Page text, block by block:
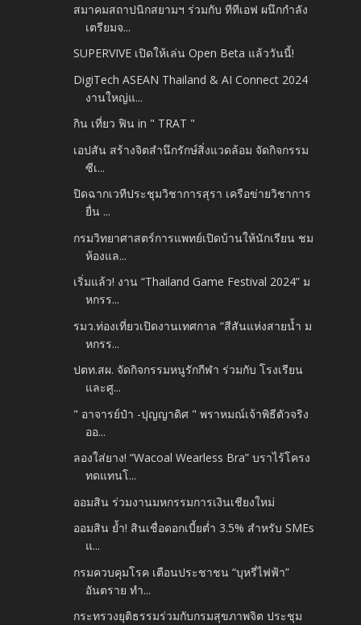
สมาคมสถาปนิกสยามฯ ร่วมกับ ทีทีเอฟ ผนึกกำลัง
เตรียมจ...
SUPERVIVE เปิดให้เล่น Open Beta แล้ววันนี้!
DigiTech ASEAN Thailand & AI Connect 2024
งานใหญ่แ...
กิน เที่ยว ฟิน in " TRAT "
เอปสัน สร้างจิตสำนึกรักษ์สิ่งแวดล้อม จัดกิจกรรม
ซีเ...
ปิดฉากเวทีประชุมวิชาการสุรา เครือข่ายวิชาการ
ยื่น ...
กรมวิทยาศาสตร์การแพทย์เปิดบ้านให้นักเรียน ชม
ห้องแล...
เริ่มแล้ว! งาน “Thailand Game Festival 2024” ม
หกรร...
รมว.ท่องเที่ยวเปิดงานเทศกาล “สีสันแห่งสายน้ำ ม
หกรร...
ปตท.สผ. จัดกิจกรรมหนูรักกีฬา ร่วมกับ โรงเรียน
และศู...
" อาจารย์ป๋า -ปุญญาดิศ " พราหมณ์เจ้าพิธีตัวจริง
ออ...
ลองใส่ยาง! “Wacoal Wearless Bra” บราไร้โครง
ทดแทนโ...
ออมสิน ร่วมงานมหกรรมการเงินเชียงใหม่
ออมสิน ย้ำ! สินเชื่อดอกเบี้ยต่ำ 3.5% สำหรับ SMEs
แ...
กรมควบคุมโรค เตือนประชาชน “บุหรี่ไฟฟ้า”
อันตราย ทำ...
กระทรวงยุติธรรมร่วมกับกรมสุขภาพจิต ประชุม